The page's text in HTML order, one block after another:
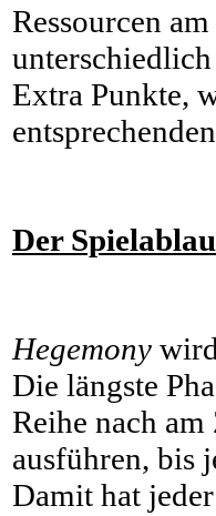
Ressourcen
Extra Punkte,
Der
Hegemony
Die längste
Reihe nach
ausführen, bis
Damit hat